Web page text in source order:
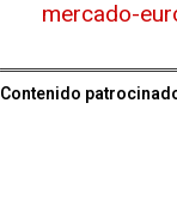
mercado-
Contenido